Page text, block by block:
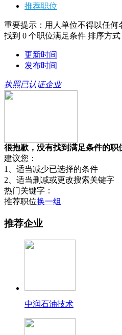
推荐职位
重要提示：用人单位不得以任何
找到 0 个职位满足条件 排序方式
更新时间
发布时间
执照已认证企业
很抱歉，没有找到满足条件的职
建议您：
1、适当减少已选择的条件
2、适当删减或更改搜索关键字
热门关键字：
推荐职位换一组
推荐企业
中润石油技术